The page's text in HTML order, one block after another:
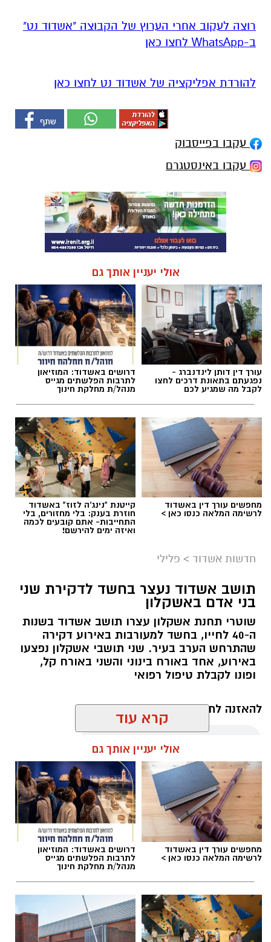
רוצה לעקוב אחרי הערוץ של הקבוצה "אשדוד נט"
ב-WhatsApp לחצו כאן
להורדת אפליקציה של אשדוד נט לחצו כאן
עקבו בפייסבוק
עקבו באינסטגרם
אולי יעניין אותך גם
עורך דין דותן לינדנברג -
נפגעתם בתאונת דרכים לחצו
לקבל מה שמגיע לכם
דרושים באשדוד: המוזיאון
לתרבות הפלשתים מגייס
מנהל/ת מחלקת חינוך
מחפשים עורך דין באשדוד
לרשימה המלאה כנסו כאן >
קייטנת "נינג'ה לזוז" באשדוד
חוזרת בענק: בלי מחזורים, בלי
התחייבות- אתם קובעים לכמה
ואיזה ימים להירשם!
חדשות אשדוד > פלילי
תושב אשדוד נעצר בחשד לדקירת שני
בני אדם באשקלון
שוטרי תחנת אשקלון עצרו תושב אשדוד בשנות
ה-40 לחייו, בחשד למעורבות באירוע דקירה
שהתרחש הערב בעיר. שני תושבי אשקלון נפצעו
באירוע, אחד באורח בינוני והשני באורח קל,
ופונו לקבלת טיפול רפואי
להאזנה לתוכן:
עופר אשטוקר / 21:12 09.08.26
דקירות באשקלון מעצר תושב אשדוד
קרא עוד
אולי יעניין אותך גם
מחפשים עורך דין באשדוד
לרשימה המלאה כנסו כאן >
דרושים באשדוד: המוזיאון
לתרבות הפלשתים מגייס
מנהל/ת מחלקת חינוך